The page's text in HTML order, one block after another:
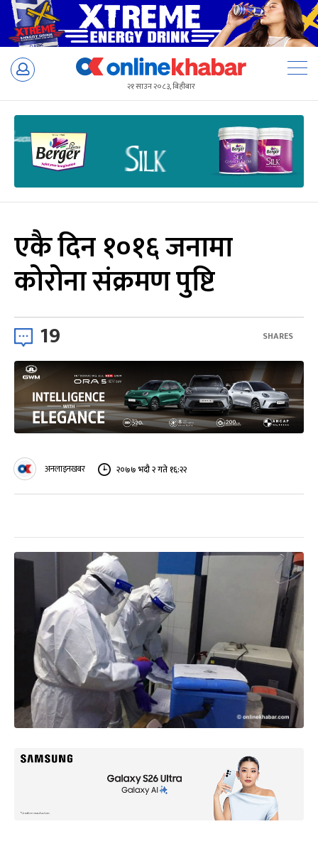
Skip
२१ साउन २०८३, बिहीबार
एकै दिन १०१६ जनामा
कोरोना संक्रमण पुष्टि
19 SHARES
अनलाइनखबर २०७७ भदौ २ गते १६:२२